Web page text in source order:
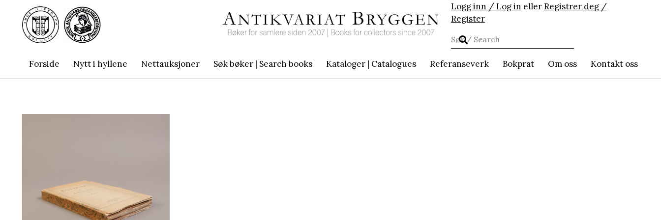
Logg inn / Log in ellerRegistrer deg /
Register
Forside Nytt i hyllene Nettauksjoner Søk bøker | Search books Kataloger | Catalogues Referanseverk Bokprat Om oss Kontakt oss